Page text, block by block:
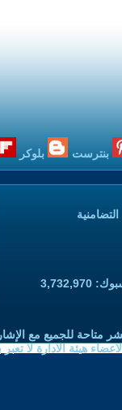
بنترست بلوكر
متاحة للجميع مع
هيئة الادارة لا